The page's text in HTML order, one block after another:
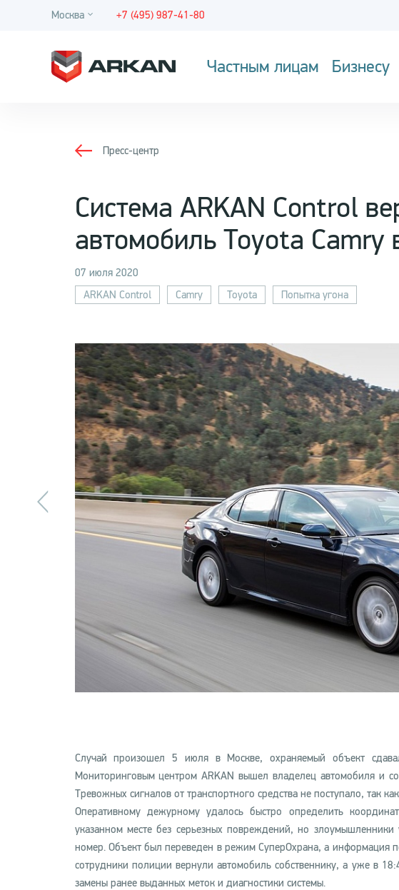
Москва +7 (495) 987-41-80
Частным лицам Бизнесу
Пресс-центр
Система ARKAN Control
автомобиль Toyota Camry
07 июля 2020
ARKAN Control
Camry Toyota Попытка угона
Случай произошел 5 июля в Москве, охраняемый объект
Мониторинговым центром ARKAN вышел владелец автомобиля и
Тревожных сигналов от транспортного средства не поступало, так
Оперативному дежурному удалось быстро определить
указанном месте без серьезных повреждений, но злоумышленники
номер. Объект был переведен в режим СуперОхрана, а
сотрудники полиции вернули автомобиль собственнику, а уже в
замены ранее выданных меток и диагностики системы.